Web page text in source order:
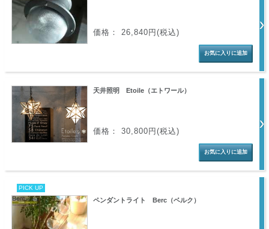
価格： 26,840円(税込)
天井照明 Etoile（エトワール）
価格： 30,800円(税込)
PICK UP
ペンダントライト Berc（ベルク）